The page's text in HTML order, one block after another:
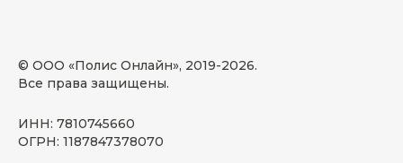
© ООО «Полис Онлайн», 2019-2026.
Все права защищены.
ИНН: 7810745660
ОГРН: 1187847378070